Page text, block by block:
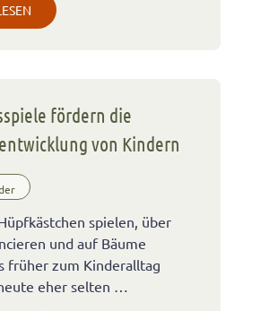
fördern die
von Kindern
spielen, über
und auf Bäume
früher zum Kinderalltag
eher selten …